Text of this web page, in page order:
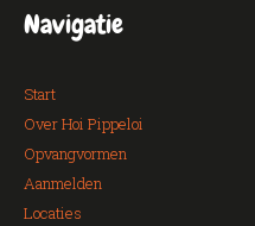
Navigatie
Start
Over Hoi Pippeloi
Opvangvormen
Aanmelden
Locaties